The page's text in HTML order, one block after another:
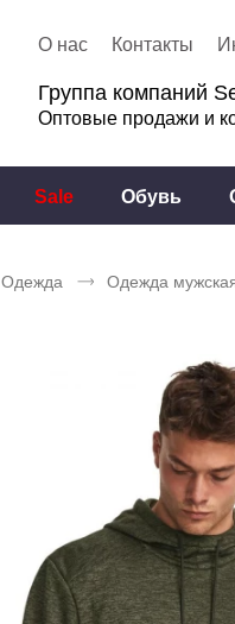
О нас Контакты
Группа компаний
Оптовые продажи и
Sale Обувь
Одежда Одежда